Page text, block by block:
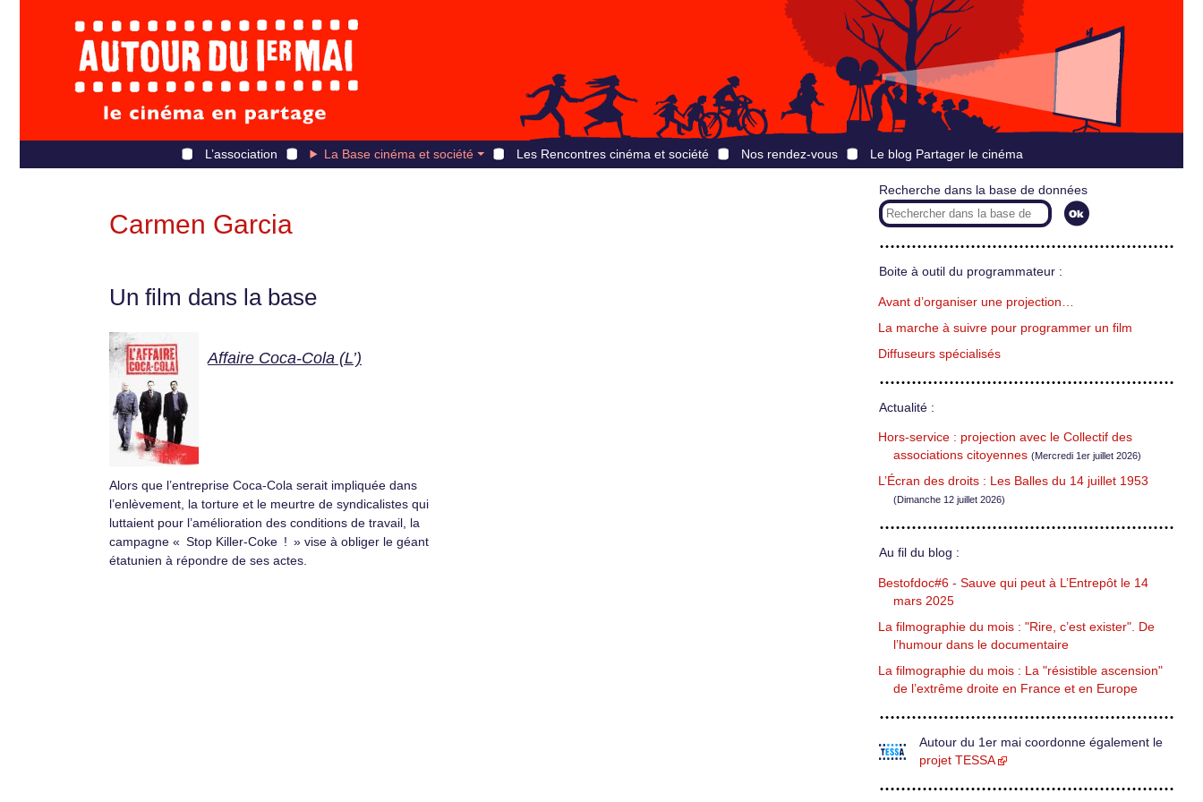
L’association La Base cinéma et société Les Rencontres cinéma et société Nos rendez-vous Le blog Partager le cinéma
Carmen Garcia
Un film dans la base
Affaire Coca-Cola (L’)
Alors que l’entreprise Coca-Cola serait impliquée dans
l’enlèvement, la torture et le meurtre de syndicalistes qui
luttaient pour l’amélioration des conditions de travail, la
campagne « Stop Killer-Coke ! » vise à obliger le géant
étatunien à répondre de ses actes.
Recherche dans la base de données
Boite à outil du programmateur :
Avant d’organiser une projection…
La marche à suivre pour programmer un film
Diffuseurs spécialisés
Actualité :
Hors-service : projection avec le Collectif des
associations citoyennes (Mercredi 1er juillet 2026)
L’Écran des droits : Les Balles du 14 juillet 1953
(Dimanche 12 juillet 2026)
Au fil du blog :
Bestofdoc#6 - Sauve qui peut à L’Entrepôt le 14
mars 2025
La filmographie du mois : "Rire, c’est exister". De
l’humour dans le documentaire
La filmographie du mois : La "résistible ascension"
de l’extrême droite en France et en Europe
Autour du 1er mai coordonne également le
projet TESSA